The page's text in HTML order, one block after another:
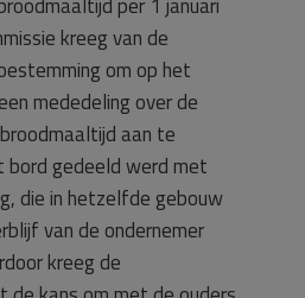
kreeg van de
om op het
mededeling over de
aan te
bord gedeeld werd met
die in hetzelfde gebouw
van de ondernemer
kreeg de